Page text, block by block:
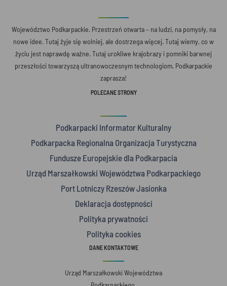
Województwo Podkarpackie. Przestrzeń otwarta – na ludzi, na pomysły, na
nowe idee. Tutaj żyje się wolniej, ale dostrzega więcej. Tutaj wiemy, co w
życiu jest naprawdę ważne. Tutaj urokliwe krajobrazy i pomniki barwnej
przeszłości towarzyszą ultranowoczesnym technologiom. Podkarpackie
zaprasza!
POLECANE STRONY
Podkarpacki Informator Kulturalny
Podkarpacka Regionalna Organizacja Turystyczna
Fundusze Europejskie dla Podkarpacia
Urząd Marszałkowski Województwa Podkarpackiego
Port Lotniczy Rzeszów Jasionka
Deklaracja dostępności
Polityka prywatności
Polityka cookies
DANE KONTAKTOWE
Urząd Marszałkowski Województwa